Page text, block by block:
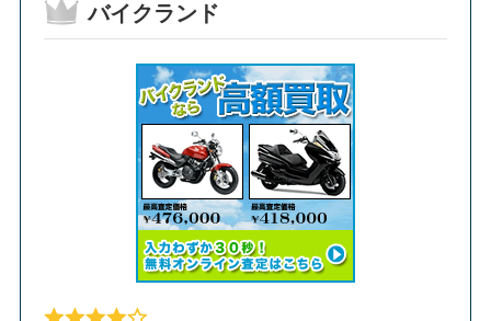
バイクランド